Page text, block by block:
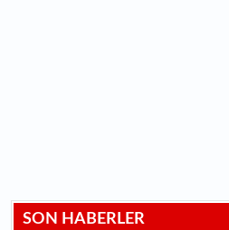
SON HABERLER